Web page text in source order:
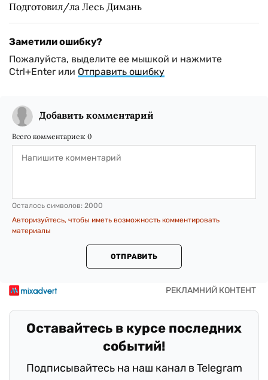
Подготовил/ла Лесь Димань
Заметили ошибку?
Пожалуйста, выделите ее мышкой и нажмите
Ctrl+Enter или Отправить ошибку
Добавить комментарий
Всего комментариев: 0
Осталось символов: 2000
Авторизуйтесь, чтобы иметь возможность комментировать
материалы
ОТПРАВИТЬ
Оставайтесь в курсе последних
событий!
Подписывайтесь на наш канал в Telegram